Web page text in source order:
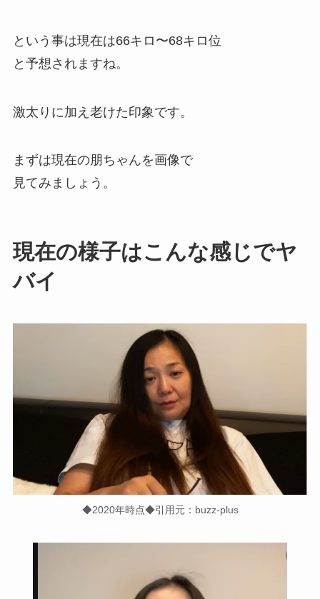
という事は現在は66キロ〜68キロ位
と予想されますね。
激太りに加え老けた印象です。
まずは現在の朋ちゃんを画像で
見てみましょう。
現在の様子はこんな感じでヤ
バイ
◆2020年時点◆引用元：buzz-plus